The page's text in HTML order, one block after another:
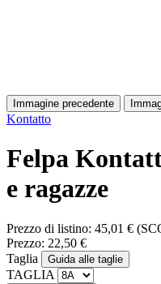
Immagine precedente
Kontatto
Felpa
e ragazze
Prezzo di listino: 45,01 €
Prezzo: 22,50 €
Taglia
Guida alle taglie
TAGLIA